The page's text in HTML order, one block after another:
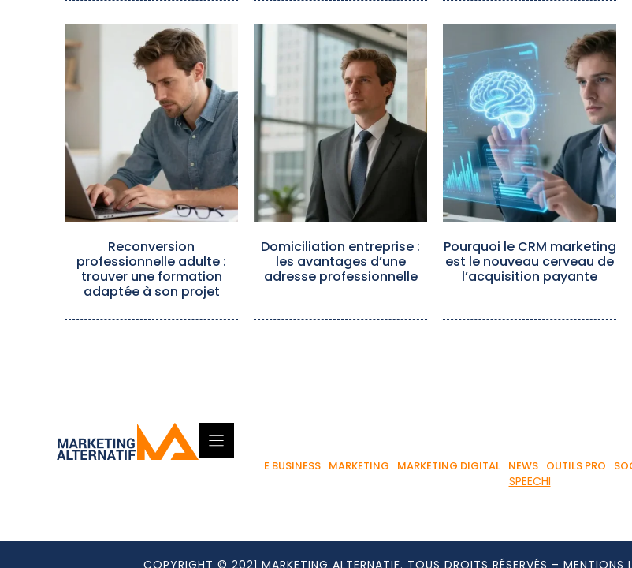
Reconversion
professionnelle adulte :
trouver une formation
adaptée à son projet
Domiciliation entreprise :
les avantages d’une
adresse professionnelle
Pourquoi le CRM marketing
est le nouveau cerveau de
l’acquisition payante
E BUSINESS MARKETING MARKETING DIGITAL NEWS OUTILS PRO
SPEECHI
COPYRIGHT © 2021 MARKETING ALTERNATIF. TOUS DROITS RÉSERVÉS – MENTIONS